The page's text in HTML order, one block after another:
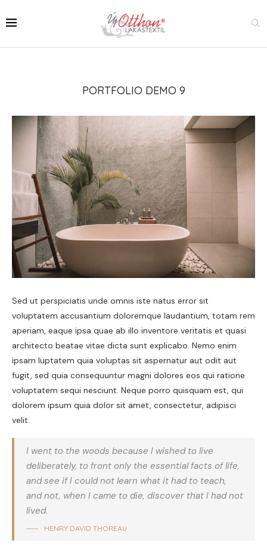
PORTFOLIO DEMO 9
Sed ut perspiciatis unde omnis iste natus error sit
voluptatem accusantium doloremque laudantium, totam rem
aperiam, eaque ipsa quae ab illo inventore veritatis et quasi
architecto beatae vitae dicta sunt explicabo. Nemo enim
ipsam luptatem quia voluptas sit aspernatur aut odit aut
fugit, sed quia consequuntur magni dolores eos qui ratione
voluptatem sequi nesciunt. Neque porro quisquam est, qui
dolorem ipsum quia dolor sit amet, consectetur, adipisci
velit.
I went to the woods because I wished to live
deliberately, to front only the essential facts of life,
and see if I could not learn what it had to teach,
and not, when I came to die, discover that I had not
lived.
HENRY DAVID THOREAU